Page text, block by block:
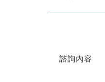
諮詢內容